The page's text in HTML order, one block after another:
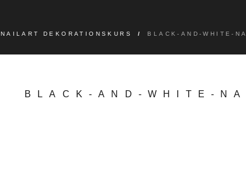
NAILART DEKORATIONSKURS / BLACK-AND-WHITE-
BLACK-AND-WHITE-